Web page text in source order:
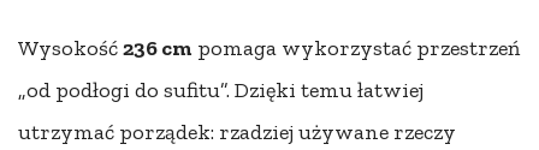
Wysokość236 cm pomaga wykorzystać przestrzeń
„od podłogi do sufitu”. Dzięki temu łatwiej
utrzymać porządek: rzadziej używane rzeczy